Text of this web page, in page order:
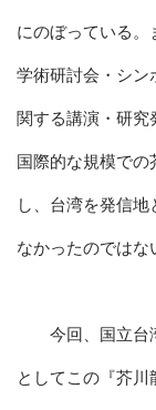
にのぼっている
学術研討会・シン
関する講演・研究
国際的な規模で
し、台湾を発信
なかったのではな
今回、国立台湾
としてこの『芥